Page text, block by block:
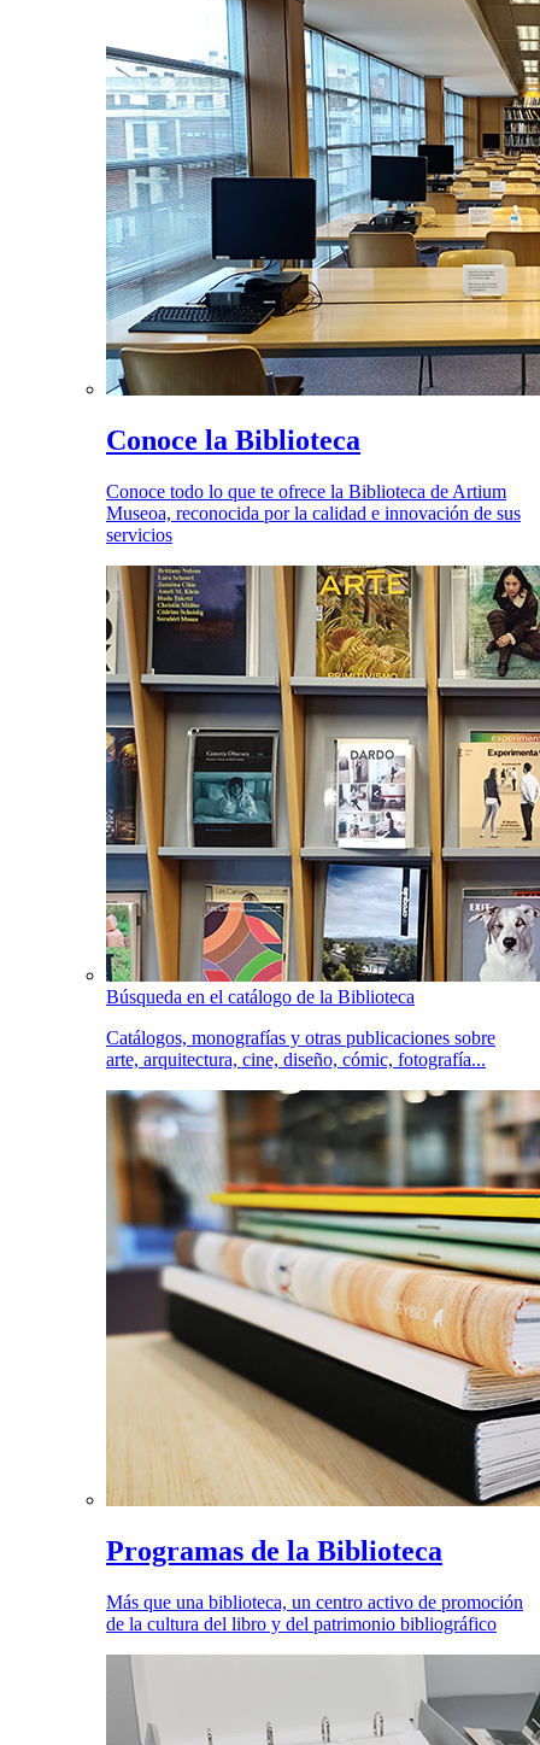
Conoce la Biblioteca
Conoce todo lo que te ofrece la Biblioteca de Artium
Museoa, reconocida por la calidad e innovación de sus
servicios
Búsqueda en el catálogo de la Biblioteca
Catálogos, monografías y otras publicaciones sobre
arte, arquitectura, cine, diseño, cómic, fotografía...
Programas de la Biblioteca
Más que una biblioteca, un centro activo de promoción
de la cultura del libro y del patrimonio bibliográfico